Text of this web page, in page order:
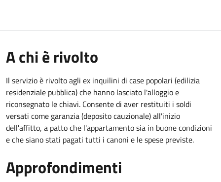
A chi è rivolto
Il servizio è rivolto agli ex inquilini di case popolari (edilizia
residenziale pubblica) che hanno lasciato l'alloggio e
riconsegnato le chiavi. Consente di aver restituiti i soldi
versati come garanzia (deposito cauzionale) all'inizio
dell'affitto, a patto che l'appartamento sia in buone condizioni
e che siano stati pagati tutti i canoni e le spese previste.
Approfondimenti